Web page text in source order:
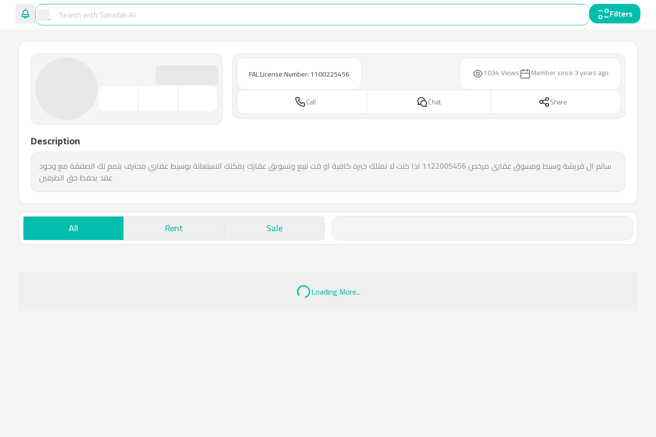
Filters
FAL License Number: 1100225456 1034 Views Member since3 years ago
Call Chat Share
Description
سالم ال قريشة وسيط ومسوق عقاري مرخص 1122005456 اذا كنت لا تمتلك خبرة كافية او قت لبيع وتسويق عقارك يمكنك الاستعانة بوسيط عقاري محترف يتمم لك الصفقة مع وجود
عقد يحفظ حق الطرفين
All Rent Sale
Loading More...